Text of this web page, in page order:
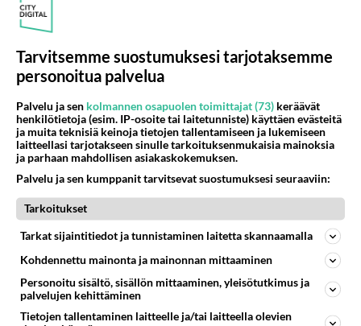
😂😂😂
Anonyymi
Yhdysvallat valmistautuu näytösvaaleihin. Biden
kääkän kunto kuin 20 kymppisellä, lekurin
mukaan.
Postiäänillä voittoon!
Äänestä Kommentoi
Anonyymi
2024-03-01 07:32:17
Tarvitsemme suostumuksesi tarjotaksemme
personoitua palvelua
Palvelu ja sen kolmannen osapuolen toimittajat (73) keräävät
henkilötietoja (esim. IP-osoite tai laitetunniste) käyttäen evästeitä
ja muita teknisiä keinoja tietojen tallentamiseen ja lukemiseen
laitteellasi tarjotakseen sinulle tarkoituksenmukaisia mainoksia
ja parhaan mahdollisen asiakaskokemuksen.
Palvelu ja sen kumppanit tarvitsevat suostumuksesi seuraaviin:
Tarkoitukset
Tarkat sijaintitiedot ja tunnistaminen laitetta skannaamalla
Kohdennettu mainonta ja mainonnan mittaaminen
Personoitu sisältö, sisällön mittaaminen, yleisötutkimus ja
palvelujen kehittäminen
Tietojen tallentaminen laitteelle ja/tai laitteella olevien